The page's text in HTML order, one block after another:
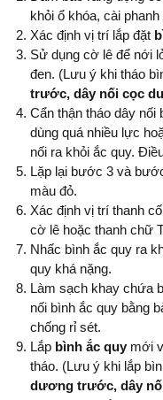
khỏi ổ khóa, cài phanh
Xác định vị trí lắp đặt
Sử dụng cờ lê để nới
đen. (Lưu ý khi tháo
trước, dây nối cọc
Cẩn thận tháo dây nối
dùng quá nhiều lực
nối ra khỏi ắc quy.
Lặp lại bước 3 và
màu đỏ.
Xác định vị trí thanh
cờ lê hoặc thanh chữ
Nhấc bình ắc quy ra
quy khá nặng.
Làm sạch khay chứa
nối bình ắc quy bằng
chống rỉ sét.
Lắp bình ắc quy mới
tháo. (Lưu ý khi lắp
dương trước, dây